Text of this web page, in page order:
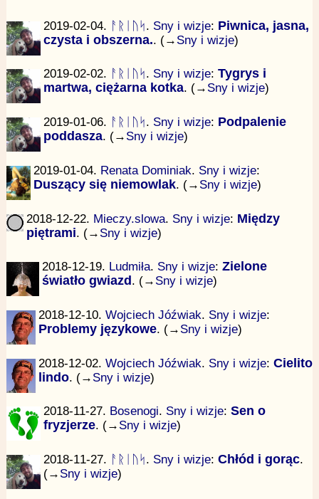
2019-02-04. ᚨᚱᛁᚢᛋ. Sny i wizje: Piwnica, jasna,
czysta i obszerna.. (→ Sny i wizje)
2019-02-02. ᚨᚱᛁᚢᛋ. Sny i wizje: Tygrys i
martwa, ciężarna kotka. (→ Sny i wizje)
2019-01-06. ᚨᚱᛁᚢᛋ. Sny i wizje: Podpalenie
poddasza. (→ Sny i wizje)
2019-01-04. Renata Dominiak. Sny i wizje:
Duszący się niemowlak. (→ Sny i wizje)
2018-12-22. Mieczy.slowa. Sny i wizje: Między
piętrami. (→ Sny i wizje)
2018-12-19. Ludmiła. Sny i wizje: Zielone
światło gwiazd . (→ Sny i wizje)
2018-12-10. Wojciech Jóźwiak. Sny i wizje:
Problemy językowe. (→ Sny i wizje)
2018-12-02. Wojciech Jóźwiak. Sny i wizje: Cielito
lindo. (→ Sny i wizje)
2018-11-27. Bosenogi. Sny i wizje: Sen o
fryzjerze. (→ Sny i wizje)
2018-11-27. ᚨᚱᛁᚢᛋ. Sny i wizje: Chłód i gorąc.
(→ Sny i wizje)